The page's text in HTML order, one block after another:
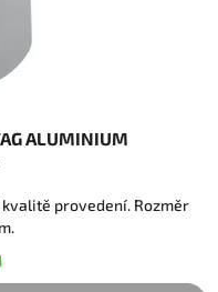
ALUMINIUM
provedení. Rozměr